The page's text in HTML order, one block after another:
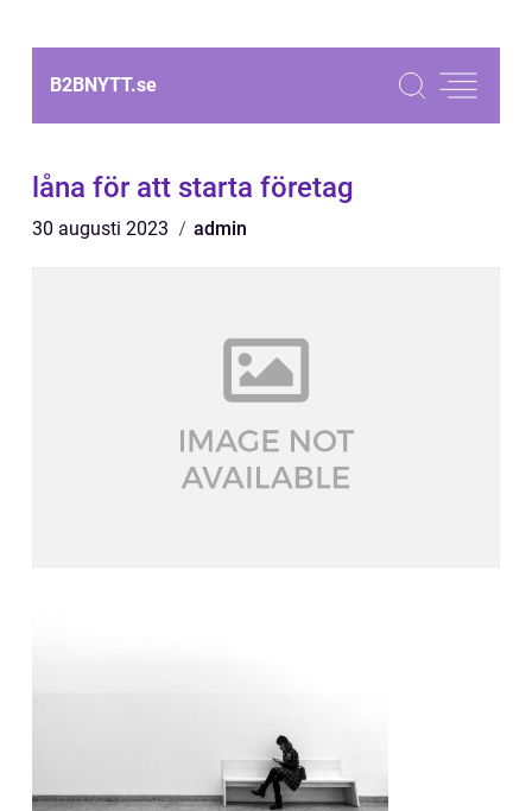
B2BNYTT.se
låna för att starta företag
30 augusti 2023 admin